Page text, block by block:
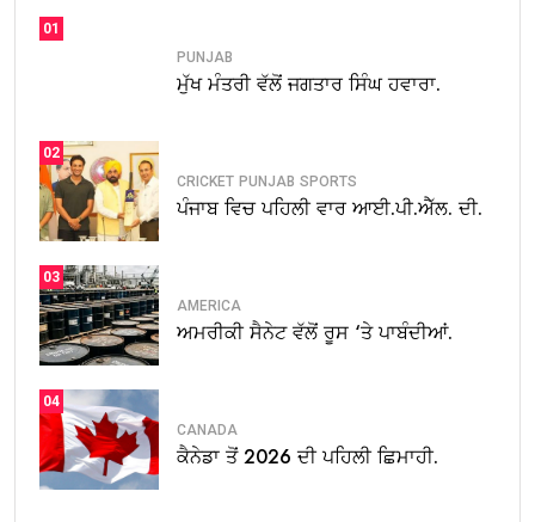
01
PUNJAB
ਮੁੱਖ ਮੰਤਰੀ ਵੱਲੋਂ ਜਗਤਾਰ ਸਿੰਘ ਹਵਾਰਾ.
02
CRICKET PUNJAB SPORTS
ਪੰਜਾਬ ਵਿਚ ਪਹਿਲੀ ਵਾਰ ਆਈ.ਪੀ.ਐੱਲ. ਦੀ.
03
AMERICA
ਅਮਰੀਕੀ ਸੈਨੇਟ ਵੱਲੋਂ ਰੂਸ ‘ਤੇ ਪਾਬੰਦੀਆਂ.
04
CANADA
ਕੈਨੇਡਾ ਤੋਂ 2026 ਦੀ ਪਹਿਲੀ ਛਿਮਾਹੀ.